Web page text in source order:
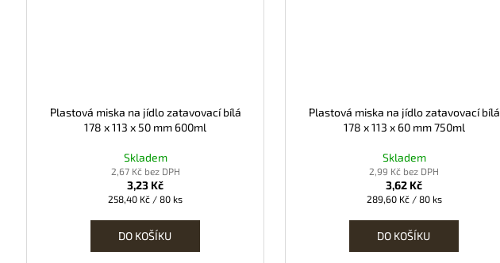
Plastová miska na jídlo zatavovací bílá
178 x 113 x 50 mm 600ml
Skladem
2,67 Kč bez DPH
3,23 Kč
Měrná
258,40 Kč / 80 ks
DO KOŠÍKU
Plastová miska na jídlo zatavovací bílá
178 x 113 x 60 mm 750ml
Skladem
2,99 Kč bez DPH
3,62 Kč
Měrná
289,60 Kč / 80 ks
DO KOŠÍKU